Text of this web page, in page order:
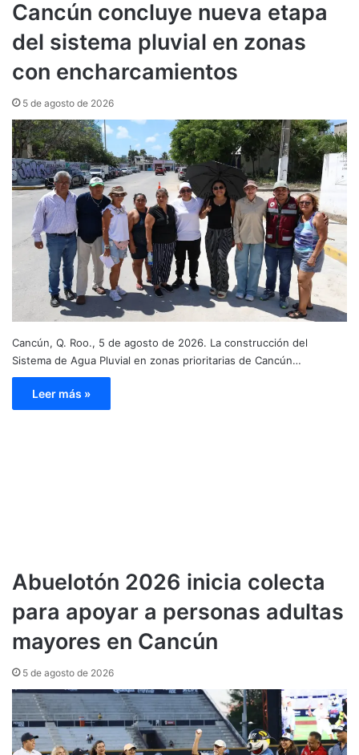
Cancún concluye nueva etapa
del sistema pluvial en zonas
con encharcamientos
5 de agosto de 2026
Cancún, Q. Roo., 5 de agosto de 2026. La construcción del
Sistema de Agua Pluvial en zonas prioritarias de Cancún…
Leer más »
Abuelotón 2026 inicia colecta
para apoyar a personas adultas
mayores en Cancún
5 de agosto de 2026